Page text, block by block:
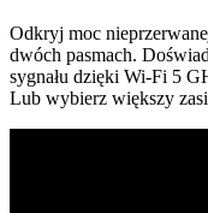
Odkryj moc
dwóch pasmach.
sygnału dzięki Wi-Fi 5
Lub wybierz większy